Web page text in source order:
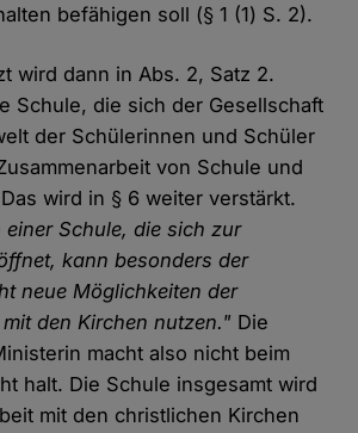
befähigen soll (§ 1 (1) S. 2).
wird dann in Abs. 2, Satz 2.
Schule, die sich der Gesellschaft
der Schülerinnen und Schüler
von Schule und
wird in § 6 weiter verstärkt.
einer Schule, die sich zur
kann besonders der
neue Möglichkeiten der
den Kirchen nutzen." Die
macht also nicht beim
halt. Die Schule insgesamt wird
mit den christlichen Kirchen